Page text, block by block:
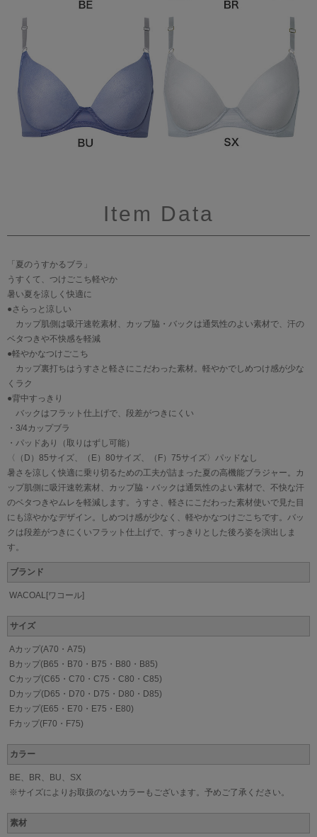
Item Data
「夏のうすかるブラ」
うすくて、つけごこち軽やか
暑い夏を涼しく快適に
●さらっと涼しい
カップ肌側は吸汗速乾素材、カップ脇・バックは通気性のよい素材で、汗の
ベタつきや不快感を軽減
●軽やかなつけごこち
カップ裏打ちはうすさと軽さにこだわった素材。軽やかでしめつけ感が少な
くラク
●背中すっきり
バックはフラット仕上げで、段差がつきにくい
・3/4カップブラ
・パッドあり（取りはずし可能）
〈（D）85サイズ、（E）80サイズ、（F）75サイズ〉パッドなし
暑さを涼しく快適に乗り切るための工夫が詰まった夏の高機能ブラジャー。カ
ップ肌側に吸汗速乾素材、カップ脇・バックは通気性のよい素材で、不快な汗
のベタつきやムレを軽減します。うすさ、軽さにこだわった素材使いで見た目
にも涼やかなデザイン。しめつけ感が少なく、軽やかなつけごこちです。バッ
クは段差がつきにくいフラット仕上げで、すっきりとした後ろ姿を演出しま
す。
ブランド
WACOAL[ワコール]
サイズ
Aカップ(A70・A75)
Bカップ(B65・B70・B75・B80・B85)
Cカップ(C65・C70・C75・C80・C85)
Dカップ(D65・D70・D75・D80・D85)
Eカップ(E65・E70・E75・E80)
Fカップ(F70・F75)
カラー
BE、BR、BU、SX
※サイズによりお取扱のないカラーもございます。予めご了承ください。
素材